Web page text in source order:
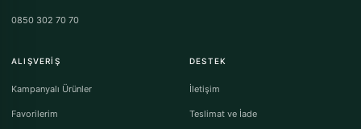
0850 302 70 70
ALIŞVERIŞ
Kampanyalı Ürünler
Favorilerim
DESTEK
İletişim
Teslimat ve İade